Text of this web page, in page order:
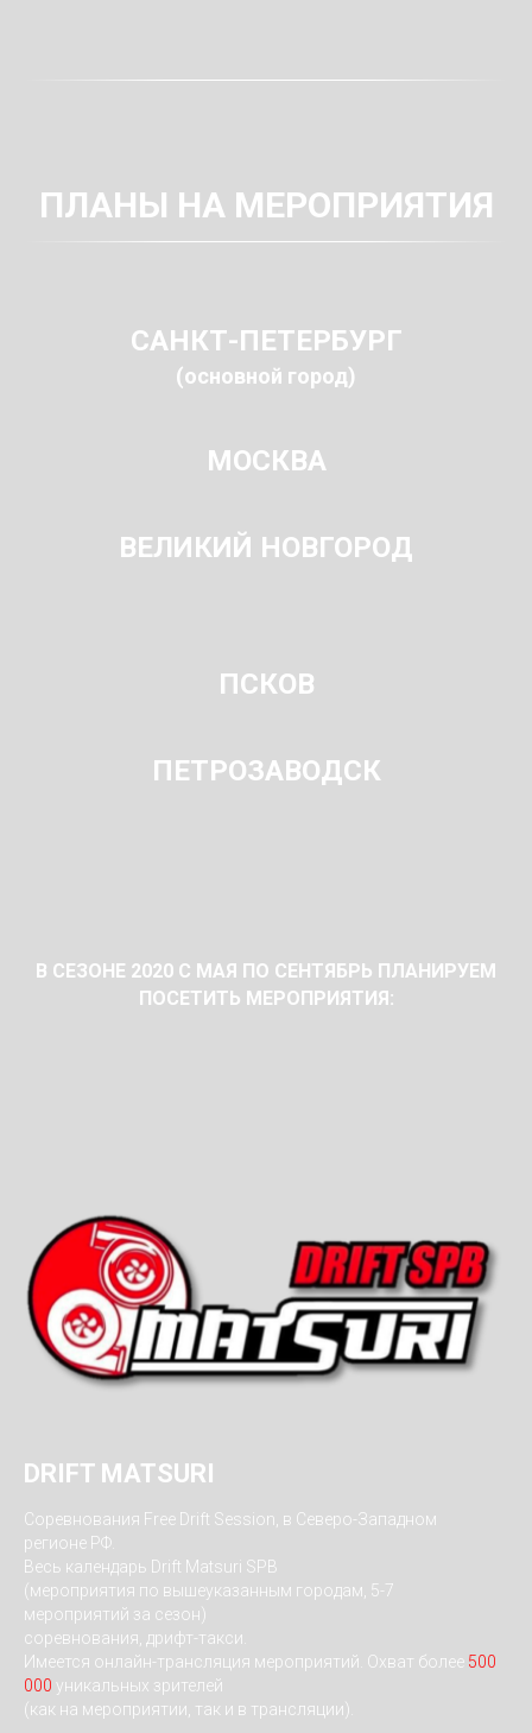
ПЛАНЫ НА МЕРОПРИЯТИЯ
САНКТ-ПЕТЕРБУРГ
(основной город)
МОСКВА
ВЕЛИКИЙ НОВГОРОД
ПСКОВ
ПЕТРОЗАВОДСК
В СЕЗОНЕ 2020 С МАЯ ПО СЕНТЯБРЬ ПЛАНИРУЕМ
ПОСЕТИТЬ МЕРОПРИЯТИЯ:
DRIFT MATSURI
Соревнования Free Drift Session, в Северо-Западном
регионе РФ.
Весь календарь Drift Matsuri SPB
(мероприятия по вышеуказанным городам, 5-7
мероприятий за сезон)
соревнования, дрифт-такси.
Имеется онлайн-трансляция мероприятий. Охват более 500
000 уникальных зрителей
(как на мероприятии, так и в трансляции).